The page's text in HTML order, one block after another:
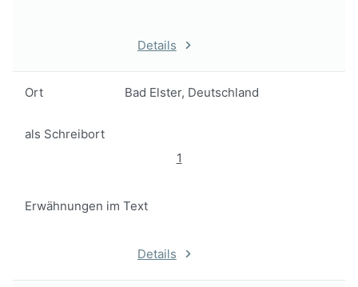
Details
Ort Bad Elster, Deutschland
als Schreibort
1
Erwähnungen im Text
Details